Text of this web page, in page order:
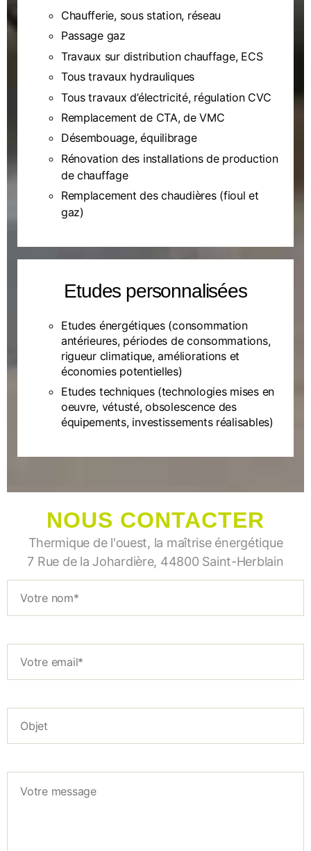
Chaufferie, sous station, réseau
Passage gaz
Travaux sur distribution chauffage, ECS
Tous travaux hydrauliques
Tous travaux d’électricité, régulation CVC
Remplacement de CTA, de VMC
Désembouage, équilibrage
Rénovation des installations de production
de chauffage
Remplacement des chaudières (fioul et
gaz)
Etudes personnalisées
Etudes énergétiques (consommation
antérieures, périodes de consommations,
rigueur climatique, améliorations et
économies potentielles)
Etudes techniques (technologies mises en
oeuvre, vétusté, obsolescence des
équipements, investissements réalisables)
NOUS CONTACTER
Thermique de l'ouest, la maîtrise énergétique
7 Rue de la Johardière, 44800 Saint-Herblain